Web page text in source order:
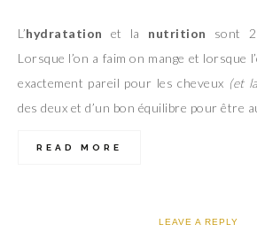
L’hydratation et la nutrition sont 2
Lorsque l’on a faim on mange et lorsque
exactement pareil pour les cheveux (et
des deux et d’un bon équilibre pour être
READ MORE
LEAVE A REPLY